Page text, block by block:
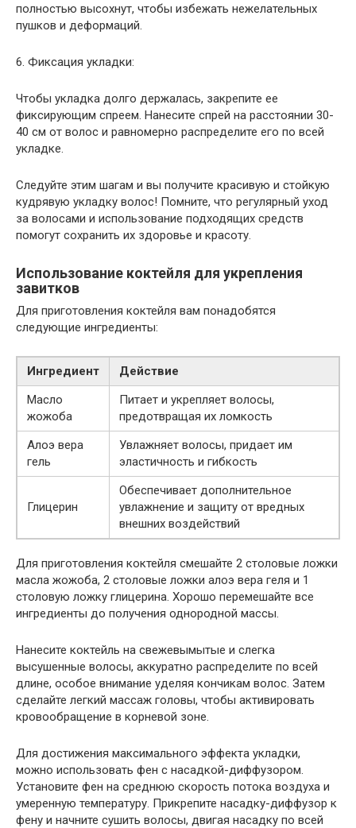
полностью высохнут, чтобы избежать нежелательных
пушков и деформаций.
6. Фиксация укладки:
Чтобы укладка долго держалась, закрепите ее
фиксирующим спреем. Нанесите спрей на расстоянии 30-
40 см от волос и равномерно распределите его по всей
укладке.
Следуйте этим шагам и вы получите красивую и стойкую
кудрявую укладку волос! Помните, что регулярный уход
за волосами и использование подходящих средств
помогут сохранить их здоровье и красоту.
Использование коктейля для укрепления
завитков
Для приготовления коктейля вам понадобятся
следующие ингредиенты:
Ингредиент
Действие
Масло
жожоба
Питает и укрепляет волосы,
предотвращая их ломкость
Алоэ вера
гель
Увлажняет волосы, придает им
эластичность и гибкость
Глицерин
Обеспечивает дополнительное
увлажнение и защиту от вредных
внешних воздействий
Для приготовления коктейля смешайте 2 столовые ложки
масла жожоба, 2 столовые ложки алоэ вера геля и 1
столовую ложку глицерина. Хорошо перемешайте все
ингредиенты до получения однородной массы.
Нанесите коктейль на свежевымытые и слегка
высушенные волосы, аккуратно распределите по всей
длине, особое внимание уделяя кончикам волос. Затем
сделайте легкий массаж головы, чтобы активировать
кровообращение в корневой зоне.
Для достижения максимального эффекта укладки,
можно использовать фен с насадкой-диффузором.
Установите фен на среднюю скорость потока воздуха и
умеренную температуру. Прикрепите насадку-диффузор к
фену и начните сушить волосы, двигая насадку по всей